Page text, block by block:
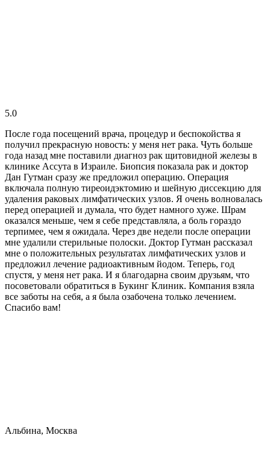
5.0
После года посещений врача, процедур и беспокойства я
получил прекрасную новость: у меня нет рака. Чуть больше
года назад мне поставили диагноз рак щитовидной железы в
клинике Ассута в Израиле. Биопсия показала рак и доктор
Дан Гутман сразу же предложил операцию. Операция
включала полную тиреоидэктомию и шейную диссекцию для
удаления раковых лимфатических узлов. Я очень волновалась
перед операцией и думала, что будет намного хуже. Шрам
оказался меньше, чем я себе представляла, а боль гораздо
терпимее, чем я ожидала. Через две недели после операции
мне удалили стерильные полоски. Доктор Гутман рассказал
мне о положительных результатах лимфатических узлов и
предложил лечение радиоактивным йодом. Теперь, год
спустя, у меня нет рака. И я благодарна своим друзьям, что
посоветовали обратиться в Букинг Клиник. Компания взяла
все заботы на себя, а я была озабочена только лечением.
Спасибо вам!
Альбина, Москва